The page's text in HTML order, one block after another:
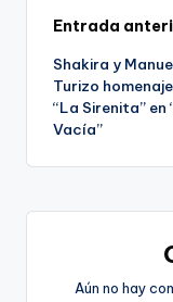
de
Entrada
Shakira y
Turizo
“La Sirenita” en
Vacía”
Aún no hay